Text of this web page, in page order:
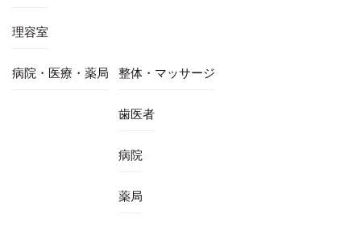
理容室
病院・医療・薬局 整体・マッサージ
歯医者
病院
薬局